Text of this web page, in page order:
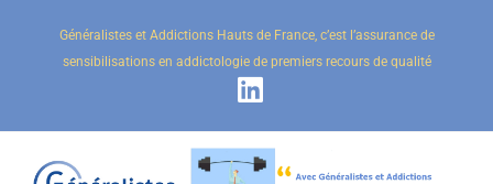
Généralistes et Addictions Hauts de France, c’est l’assurance de
sensibilisations en addictologie de premiers recours de qualité